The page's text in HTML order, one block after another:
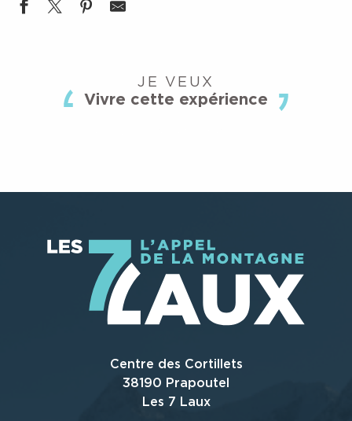
JE VEUX
Vivre cette expérience
VOL PARAPENTE BIPLACE AVEC SACHA
STAGE PROGRESSION PARAPENTE
Centre des Cortillets
38190 Prapoutel
Les 7 Laux